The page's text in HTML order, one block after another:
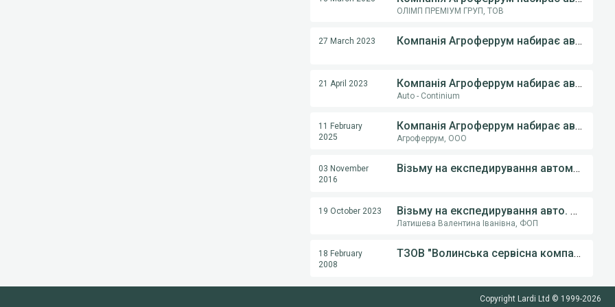
ОЛІМП ПРЕМІУМ ГРУП, ТОВ
27 March 2023 Компанія Агроферрум набирає авто на експедирування
21 April 2023 Компанія Агроферрум набирає авто на експедирування
Auto - Continium
11 February
2025
Компанія Агроферрум набирає авто на експедирування 5-15 т
Агроферрум, ООО
03 November
2016
Візьму на експедирування автомобіль
19 October 2023 Візьму на експедирування авто. Напрямок: Україна - Україна, Україна - світ.
Латишева Валентина Іванівна, ФОП
18 February
2008
ТЗОВ "Волинська сервісна компанія"
Copyright Lardi Ltd © 1999-2026